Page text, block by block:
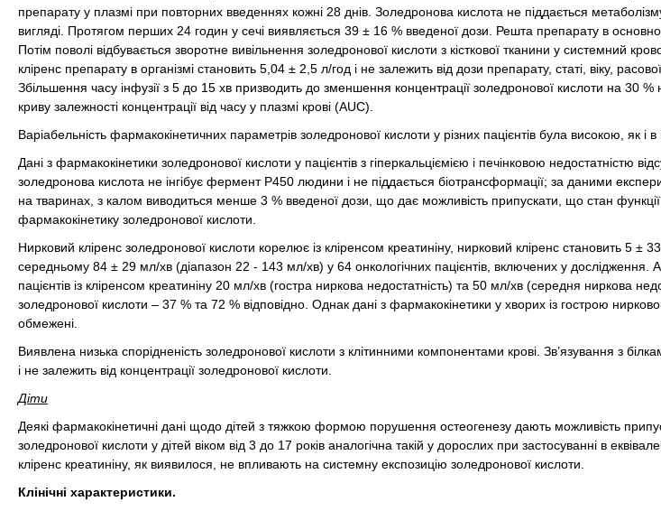
препарату у плазмі при повторних введеннях кожні 28 днів. Золедронова кислота не піддається
вигляді. Протягом перших 24 годин у сечі виявляється 39 ± 16 % введеної дози. Решта препарату в
Потім поволі відбувається зворотне вивільнення золедронової кислоти з кісткової тканини у системний
кліренс препарату в організмі становить 5,04 ± 2,5 л/год і не залежить від дози препарату, статі, віку,
Збільшення часу інфузії з 5 до 15 хв призводить до зменшення концентрації золедронової кислоти на 30 %
криву залежності концентрації від часу у плазмі крові (AUC).
Варіабельність фармакокінетичних параметрів золедронової кислоти у різних пацієнтів була високою, як і
Дані з фармакокінетики золедронової кислоти у пацієнтів з гіперкальціємією і печінковою недостатністю
золедронова кислота не інгібує фермент Р450 людини і не піддається біотрансформації; за даними
на тваринах, з калом виводиться менше 3 % введеної дози, що дає можливість припускати, що стан функції
фармакокінетику золедронової кислоти.
Нирковий кліренс золедронової кислоти корелює із кліренсом креатиніну, нирковий кліренс становить 5 ±
середньому 84 ± 29 мл/хв (діапазон 22 - 143 мл/хв) у 64 онкологічних пацієнтів, включених у дослідження.
пацієнтів із кліренсом креатиніну 20 мл/хв (гостра ниркова недостатність) та 50 мл/хв (середня ниркова
золедронової кислоти – 37 % та 72 % відповідно. Однак дані з фармакокінетики у хворих із гострою
обмежені.
Виявлена низька спорідненість золедронової кислоти з клітинними компонентами крові. Зв’язування з
і не залежить від концентрації золедронової кислоти.
Діти
Деякі фармакокінетичні дані щодо дітей з тяжкою формою порушення остеогенезу дають можливість
золедронової кислоти у дітей віком від 3 до 17 років аналогічна такій у дорослих при застосуванні в
кліренс креатиніну, як виявилося, не впливають на системну експозицію золедронової кислоти.
Клінічні характеристики.